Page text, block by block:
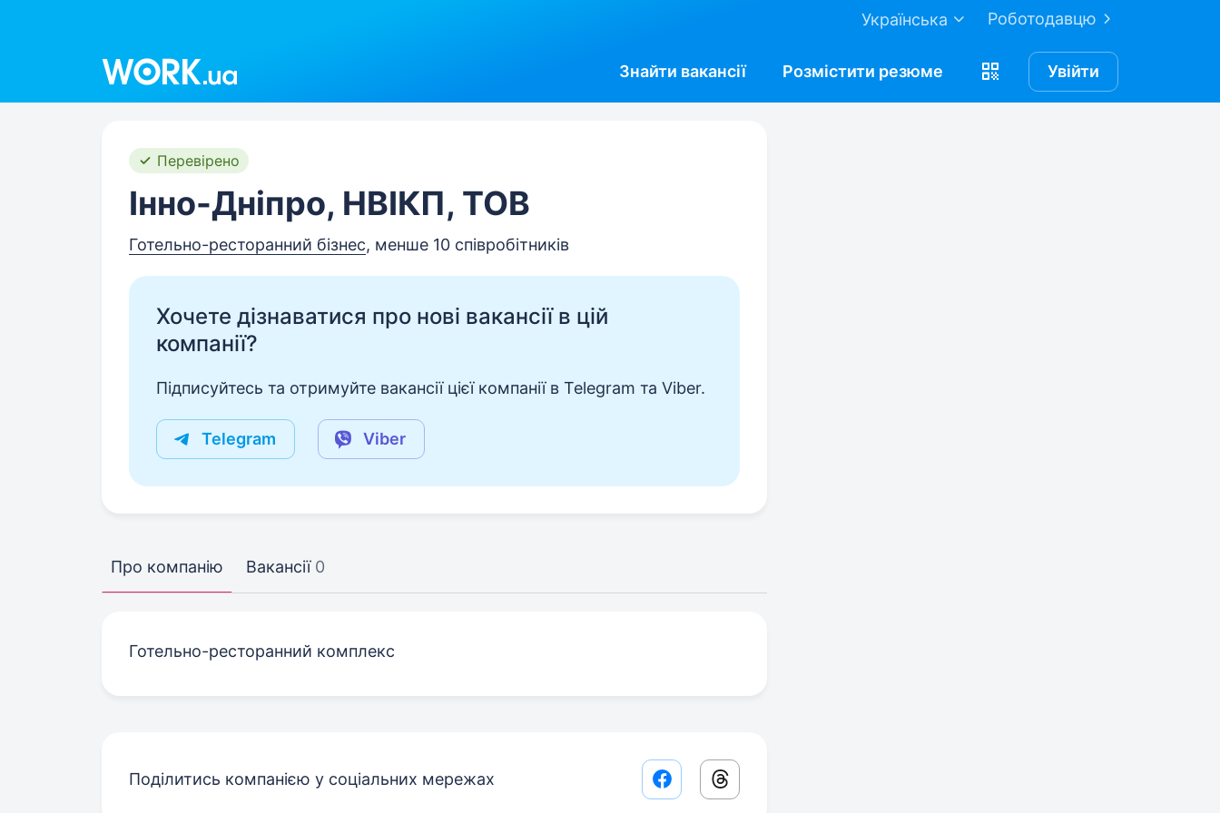
Роботодавцю
Українська
Знайти вакансії Розмістити резюме Увійти
Перевірено
Інно-Дніпро, НВІКП, ТОВ
Готельно-ресторанний бізнес, менше 10 співробітників
Хочете дізнаватися про нові вакансії в цій
компанії?
Підписуйтесь та отримуйте вакансії цієї компанії в Telegram та Viber.
Telegram Viber
Про компанію Вакансії 0
Готельно-ресторанний комплекс
Поділитись компанією у соціальних мережах Facebook share link
Threads share link